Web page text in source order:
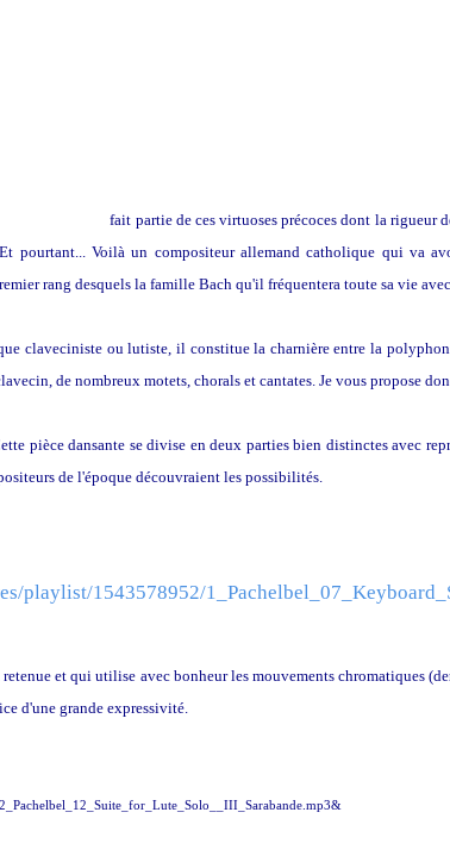
fait partie de ces virtuoses précoces dont la rigueur
pourtant... Voilà un compositeur allemand catholique qui va
rang desquels la famille Bach qu'il fréquentera toute sa vie
claveciniste ou lutiste, il constitue la charnière entre la
de nombreux motets, chorals et cantates. Je vous propose
pièce dansante se divise en deux parties bien distinctes avec
de l'époque découvraient les possibilités.
playlist/1543578952/
et qui utilise avec bonheur les mouvements chromatiques
d'une grande expressivité.